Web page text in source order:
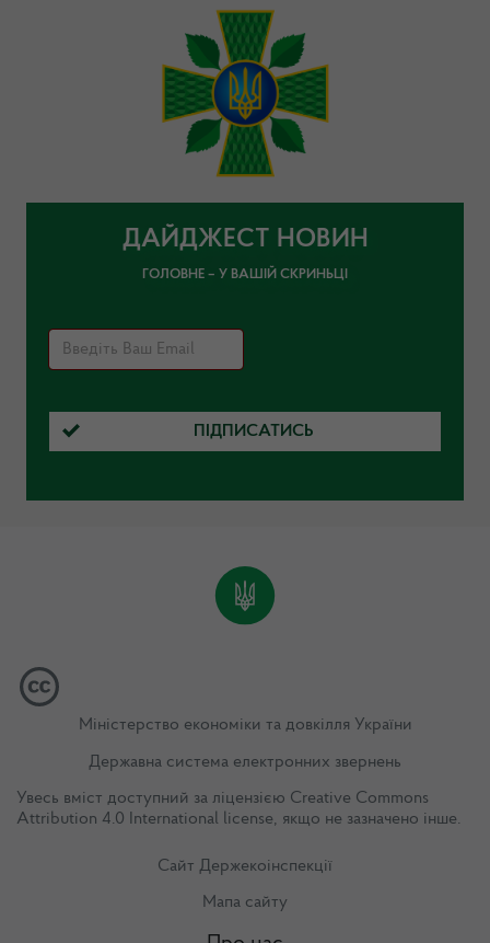
ДАЙДЖЕСТ НОВИН
ГОЛОВНЕ – У ВАШІЙ СКРИНЬЦІ
ПІДПИСАТИСЬ
Міністерство економіки та довкілля України
Державна система електронних звернень
Увесь вміст доступний за ліцензією Creative Commons
Attribution 4.0 International license, якщо не зазначено інше.
Сайт Держекоінспекції
Мапа сайту